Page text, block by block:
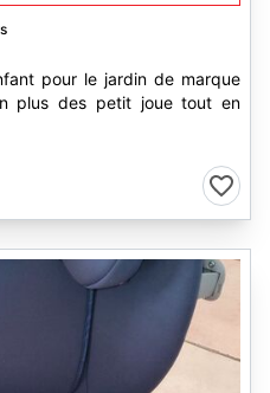
pour le jardin de marque
plus des petit joue tout en